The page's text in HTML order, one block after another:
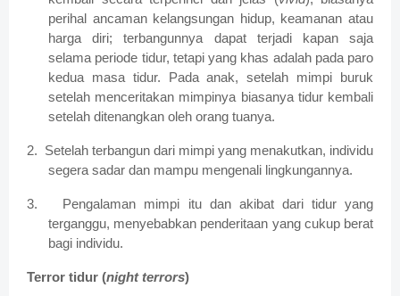
perihal ancaman kelangsungan hidup, keamanan atau
harga diri; terbangunnya dapat terjadi kapan saja
selama periode tidur, tetapi yang khas adalah pada paro
kedua masa tidur. Pada anak, setelah mimpi buruk
setelah menceritakan mimpinya biasanya tidur kembali
setelah ditenangkan oleh orang tuanya.
2. Setelah terbangun dari mimpi yang menakutkan, individu
segera sadar dan mampu mengenali lingkungannya.
3.
Pengalaman mimpi itu dan akibat dari tidur yang
terganggu, menyebabkan penderitaan yang cukup berat
bagi individu.
Terror tidur (night terrors)